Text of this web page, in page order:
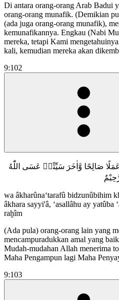
Di antara orang-orang Arab Badui
orang-orang munafik. (Demikian
(ada juga orang-orang munafik),
kemunafikannya. Engkau (Nabi
mereka, tetapi Kami
kali, kemudian mereka akan
9:102
عَمَلًا صَالِحًا وَّاٰخَرَ سَيِّئًاۗ عَسَى اللّٰهُ
wa âkharûna‘tarafû bidzunûbihim
âkhara sayyi'â, ‘asallâhu ay yatûba
raḫîm
(Ada pula) orang-orang lain yang
mencampuradukkan amal yang
Mudah-mudahan Allah menerima
Maha Pengampun lagi Maha
9:103